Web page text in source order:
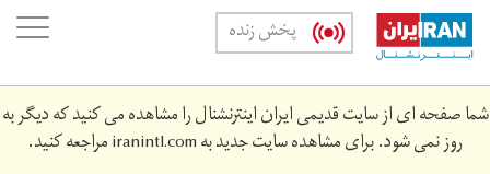
Skip
main
content
پخش زنده
شما صفحه ای از سایت قدیمی ایران اینترنشنال را مشاهده می کنید که دیگر به
روز نمی شود. برای مشاهده سایت جدید بهiranintl.comمراجعه کنید.